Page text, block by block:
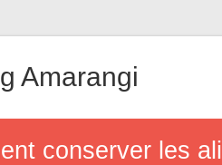
Amarangi
conserver les